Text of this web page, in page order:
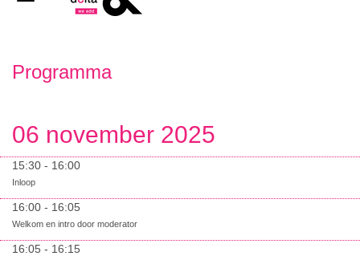
Programma
06 november 2025
15:30 - 16:00
Inloop
16:00 - 16:05
Welkom en intro door moderator
16:05 - 16:15